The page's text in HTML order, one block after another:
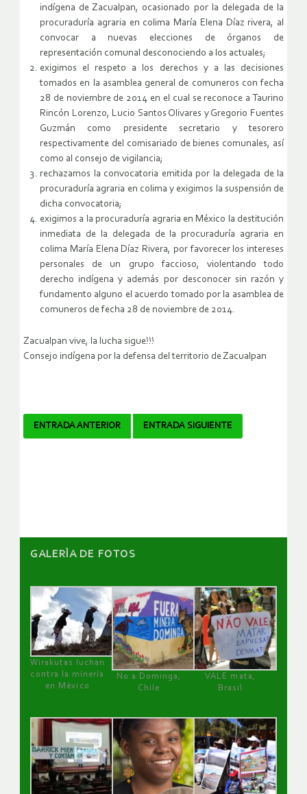
indígena de Zacualpan, ocasionado por la delegada de la
procuraduría agraria en colima María Elena Díaz rivera, al
convocar a nuevas elecciones de órganos de
representación comunal desconociendo a los actuales;
exigimos el respeto a los derechos y a las decisiones
tomados en la asamblea general de comuneros con fecha
28 de noviembre de 2014 en el cual se reconoce a Taurino
Rincón Lorenzo, Lucio Santos Olivares y Gregorio Fuentes
Guzmán como presidente secretario y tesorero
respectivamente del comisariado de bienes comunales, así
como al consejo de vigilancia;
rechazamos la convocatoria emitida por la delegada de la
procuraduría agraria en colima y exigimos la suspensión de
dicha convocatoria;
exigimos a la procuraduría agraria en México la destitución
inmediata de la delegada de la procuraduría agraria en
colima María Elena Díaz Rivera, por favorecer los intereses
personales de un grupo faccioso, violentando todo
derecho indígena y además por desconocer sin razón y
fundamento alguno el acuerdo tomado por la asamblea de
comuneros de fecha 28 de noviembre de 2014.
Zacualpan vive, la lucha sigue!!!
Consejo indígena por la defensa del territorio de Zacualpan
Navegador
ENTRADA ANTERIOR ENTRADA SIGUIENTE
GALERÌA DE FOTOS
Wirakutas luchan
contra la minería
en México
No a Dominga,
Chile
VALE mata,
Brasil